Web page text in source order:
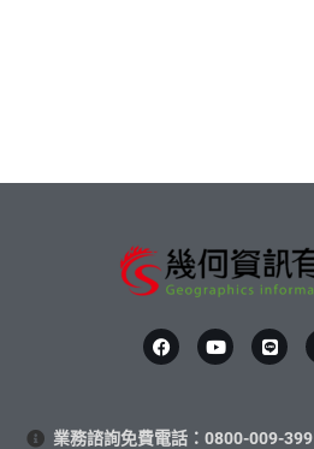
業務諮詢免費電話：0800-009-399